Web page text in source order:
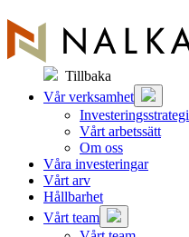
till
innehåll
Tillbaka
Vår verksamhet
Investeringsstrategi
Vårt arbetssätt
Om oss
Våra investeringar
Vårt arv
Hållbarhet
Vårt team